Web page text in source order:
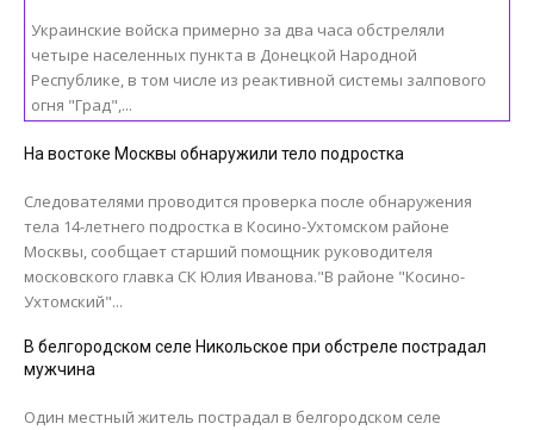
Украинские войска примерно за два часа обстреляли
четыре населенных пункта в Донецкой Народной
Республике, в том числе из реактивной системы залпового
огня "Град",...
На востоке Москвы обнаружили тело подростка
Следователями проводится проверка после обнаружения
тела 14-летнего подростка в Косино-Ухтомском районе
Москвы, сообщает старший помощник руководителя
московского главка СК Юлия Иванова."В районе "Косино-
Ухтомский"...
В белгородском селе Никольское при обстреле пострадал
мужчина
Один местный житель пострадал в белгородском селе